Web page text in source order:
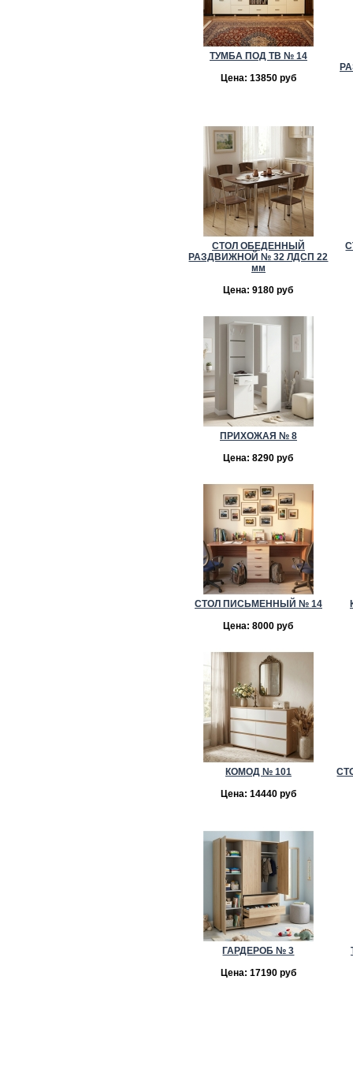
ТУМБА ПОД ТВ № 14
Цена: 13850 руб
СТОЛ ОБЕДЕННЫЙ
РАЗДВИЖНОЙ № 32 ЛДСП 22
мм
Цена: 9180 руб
ПРИХОЖАЯ № 8
Цена: 8290 руб
СТОЛ ПИСЬМЕННЫЙ № 14
Цена: 8000 руб
КОМОД № 101
Цена: 14440 руб
ГАРДЕРОБ № 3
Цена: 17190 руб